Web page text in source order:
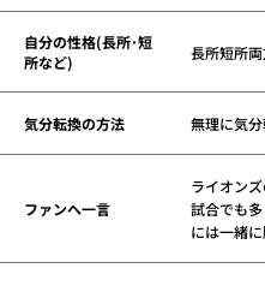
自分の性格(長所･短
所など)
長所短所
気分転換の方法 無理に気分
ファンへ一言
ライオン
試合でも
には一緒に